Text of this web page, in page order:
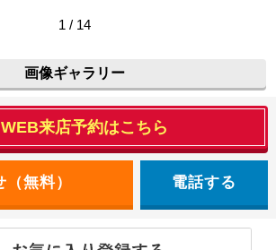
1 / 14
画像ギャラリー
WEB来店予約はこちら
電話する